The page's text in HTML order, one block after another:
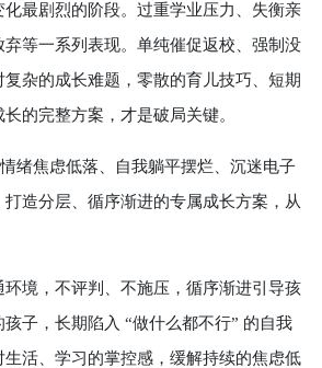
最剧烈的阶段。过重学业压力、失衡亲
等一系列表现。单纯催促返校、强制没
杂的成长难题，零散的育儿技巧、短期
的完整方案，才是破局关键。
焦虑低落、自我躺平摆烂、沉迷电子
造分层、循序渐进的专属成长方案，从
境，不评判、不施压，循序渐进引导孩
子，长期陷入 “做什么都不行” 的自我
活、学习的掌控感，缓解持续的焦虑低